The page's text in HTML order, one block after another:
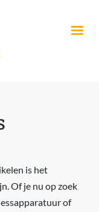
is het
Of je nu op zoek
of